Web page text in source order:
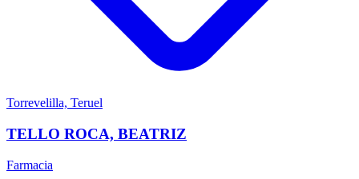
Torrevelilla, Teruel
TELLO ROCA, BEATRIZ
Farmacia